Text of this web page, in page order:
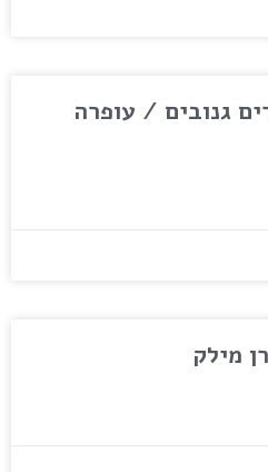
גנובים / עופרה
מילק